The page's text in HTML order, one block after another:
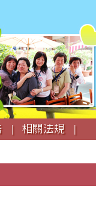
|
相關法規 |